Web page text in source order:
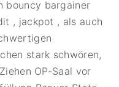
bouncy bargainer
, jackpot , als auch
stark schwören,
OP-Saal vor